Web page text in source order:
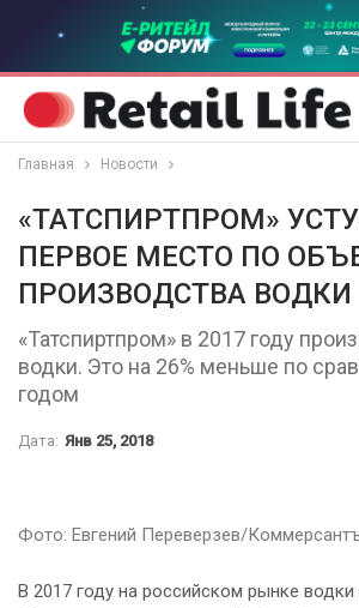
Главная Новости
«ТАТСПИРТПРОМ»
ПЕРВОЕ МЕСТО ПО
ПРОИЗВОДСТВА ВОДКИ
«Татспиртпром» в 2017 году
водки. Это на 26% меньше по
годом
Дата: Янв 25, 2018
Фото: Евгений Переверзев/
В 2017 году на российском рынке